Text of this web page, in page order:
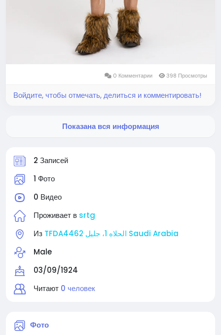
2 Записей
1 Фото
0 Видео
Проживает в srtg
Из
TFDA4462 الحلاه 1، جليل Saudi Arabia
Male
03/09/1924
Читают 0 человек
Фото
0 Комментарии 398 Просмотры
Войдите, чтобы отмечать, делиться и комментировать!
Показана вся информация